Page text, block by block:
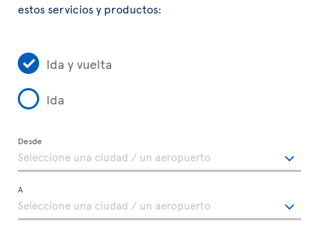
estos servicios y productos:
Ida y vuelta
Ida
Desde
A